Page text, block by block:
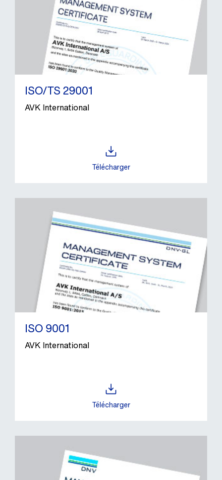
ISO/TS 29001
AVK International
Télécharger
ISO 9001
AVK International
Télécharger